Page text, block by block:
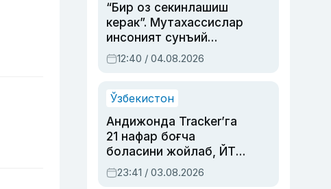
“Бир оз секинлашиш
керак”. Мутахассислар
инсоният сунъий
интеллектни бошқара
олмай қолишидан
12:40 / 04.08.2026
Ўзбекистон
Андижонда Tracker’га
21 нафар боғча
боласини жойлаб, ЙТҲ
содир этган аёлга суд
ҳукми ўқилди
23:41 / 03.08.2026